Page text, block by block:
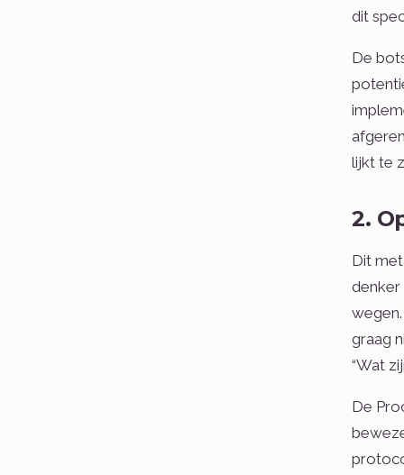
dit
De
lijkt te
2.
Dit
denker
graag
“Wat
De